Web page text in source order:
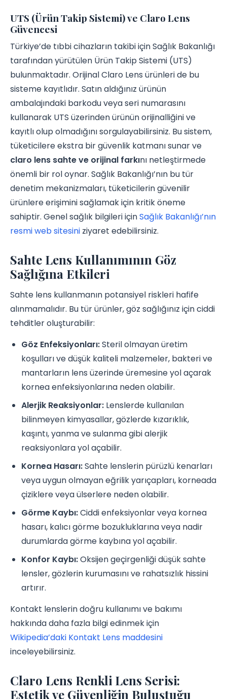
UTS (Ürün Takip Sistemi) ve Claro Lens
Güvencesi
Türkiye’de tıbbi cihazların takibi için Sağlık Bakanlığı
tarafından yürütülen Ürün Takip Sistemi (UTS)
bulunmaktadır. Orijinal Claro Lens ürünleri de bu
sisteme kayıtlıdır. Satın aldığınız ürünün
ambalajındaki barkodu veya seri numarasını
kullanarak UTS üzerinden ürünün orijinalliğini ve
kayıtlı olup olmadığını sorgulayabilirsiniz. Bu sistem,
tüketicilere ekstra bir güvenlik katmanı sunar ve
claro lens sahte ve orijinal farkını netleştirmede
önemli bir rol oynar. Sağlık Bakanlığı’nın bu tür
denetim mekanizmaları, tüketicilerin güvenilir
ürünlere erişimini sağlamak için kritik öneme
sahiptir. Genel sağlık bilgileri içinSağlık Bakanlığı’nın
resmi web sitesini ziyaret edebilirsiniz.
Sahte Lens Kullanımının Göz
Sağlığına Etkileri
Sahte lens kullanmanın potansiyel riskleri hafife
alınmamalıdır. Bu tür ürünler, göz sağlığınız için ciddi
tehditler oluşturabilir:
Göz Enfeksiyonları:Steril olmayan üretim
koşulları ve düşük kaliteli malzemeler, bakteri ve
mantarların lens üzerinde üremesine yol açarak
kornea enfeksiyonlarına neden olabilir.
Alerjik Reaksiyonlar: Lenslerde kullanılan
bilinmeyen kimyasallar, gözlerde kızarıklık,
kaşıntı, yanma ve sulanma gibi alerjik
reaksiyonlara yol açabilir.
Kornea Hasarı:Sahte lenslerin pürüzlü kenarları
veya uygun olmayan eğrilik yarıçapları, korneada
çiziklere veya ülserlere neden olabilir.
Görme Kaybı:Ciddi enfeksiyonlar veya kornea
hasarı, kalıcı görme bozukluklarına veya nadir
durumlarda görme kaybına yol açabilir.
Konfor Kaybı:Oksijen geçirgenliği düşük sahte
lensler, gözlerin kurumasını ve rahatsızlık hissini
artırır.
Kontakt lenslerin doğru kullanımı ve bakımı
hakkında daha fazla bilgi edinmek için
Wikipedia’daki Kontakt Lens maddesini
inceleyebilirsiniz.
Claro Lens Renkli Lens Serisi:
Estetik ve Güvenliğin Buluştuğu